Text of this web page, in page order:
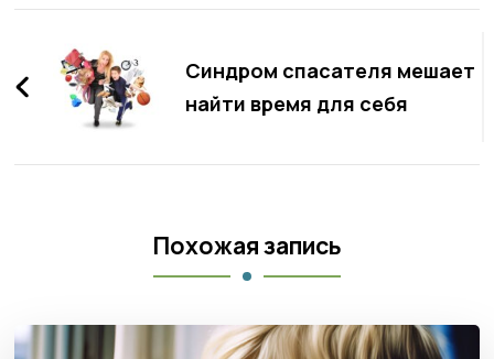
по
записям
Синдром спасателя мешает
найти время для себя
Похожая запись